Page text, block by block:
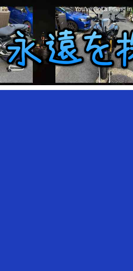
You've Got a Friend